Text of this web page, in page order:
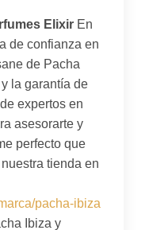
Elixir En
de confianza en
de Pacha
la garantía de
expertos en
asesorarte y
perfecto que
tienda en
pacha-ibiza
Ibiza y